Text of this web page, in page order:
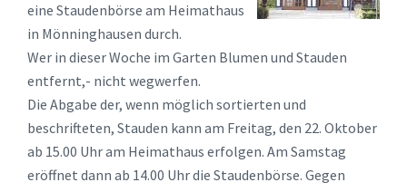
eine Staudenbörse am Heimathaus
in Mönninghausen durch.
Wer in dieser Woche im Garten Blumen und Stauden
entfernt,- nicht wegwerfen.
Die Abgabe der, wenn möglich sortierten und
beschrifteten, Stauden kann am Freitag, den 22. Oktober
ab 15.00 Uhr am Heimathaus erfolgen. Am Samstag
eröffnet dann ab 14.00 Uhr die Staudenbörse. Gegen